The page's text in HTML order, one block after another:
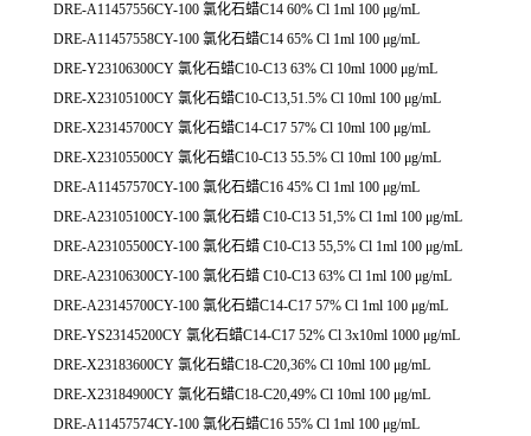
DRE-A11457556CY-100 氯化石蜡C14 60% Cl 1ml 100 μg/mL
DRE-A11457558CY-100 氯化石蜡C14 65% Cl 1ml 100 μg/mL
DRE-Y23106300CY 氯化石蜡C10-C13 63% Cl 10ml 1000 μg/mL
DRE-X23105100CY 氯化石蜡C10-C13,51.5% Cl 10ml 100 μg/mL
DRE-X23145700CY 氯化石蜡C14-C17 57% Cl 10ml 100 μg/mL
DRE-X23105500CY 氯化石蜡C10-C13 55.5% Cl 10ml 100 μg/mL
DRE-A11457570CY-100 氯化石蜡C16 45% Cl 1ml 100 μg/mL
DRE-A23105100CY-100 氯化石蜡 C10-C13 51,5% Cl 1ml 100 μg/mL
DRE-A23105500CY-100 氯化石蜡 C10-C13 55,5% Cl 1ml 100 μg/mL
DRE-A23106300CY-100 氯化石蜡 C10-C13 63% Cl 1ml 100 μg/mL
DRE-A23145700CY-100 氯化石蜡C14-C17 57% Cl 1ml 100 μg/mL
DRE-YS23145200CY 氯化石蜡C14-C17 52% Cl 3x10ml 1000 μg/mL
DRE-X23183600CY 氯化石蜡C18-C20,36% Cl 10ml 100 μg/mL
DRE-X23184900CY 氯化石蜡C18-C20,49% Cl 10ml 100 μg/mL
DRE-A11457574CY-100 氯化石蜡C16 55% Cl 1ml 100 μg/mL